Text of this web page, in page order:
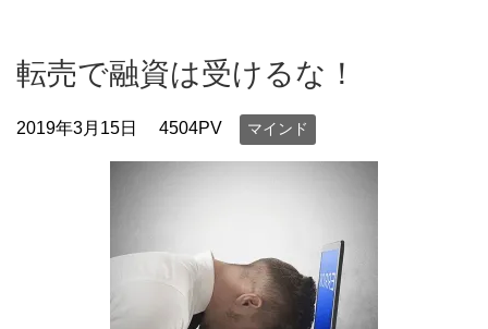
転売で融資は受けるな！
2019年3月15日 4504PV マインド